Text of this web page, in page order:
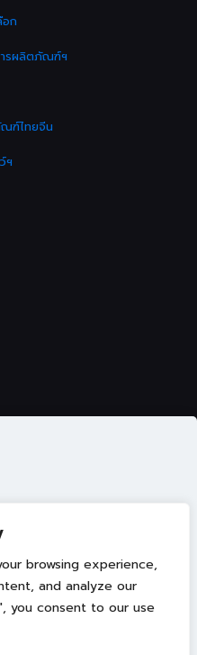
browsing experience,
and analyze our
you consent to our use
ก
ารผลิตภัณฑ์ฯ
ฑ์ไทยจีน
ฯ
ทย์บูรณาการ มหาวิทยาลัย
สบการณ์การใช้งานเว็บไซต์ของ
างเป็นส่วนตัว ท่านสามารถศึกษา
ได้ที่ลิงค์นี้ การใช้งานเว็บไซต์นี้
เราจัดเก็บคุ้กกี้ตามนโยบายที่แจ้ง
ต้น